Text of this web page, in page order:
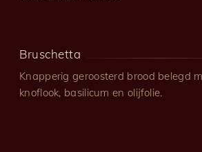
Bruschetta
Knapperig geroosterd brood belegd
knoflook, basilicum en olijfolie.